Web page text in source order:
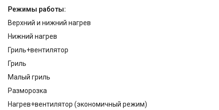
Режимы работы:
Верхний и нижний нагрев
Нижний нагрев
Гриль+вентилятор
Гриль
Малый гриль
Разморозка
Нагрев+вентилятор (экономичный режим)